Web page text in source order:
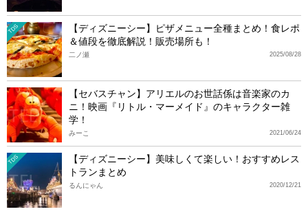
TDS
【ディズニーシー】ピザメニュー全種まとめ！食レポ
＆値段を徹底解説！販売場所も！
2025/08/28
二ノ瀬
【セバスチャン】アリエルのお世話係は音楽家のカ
ニ！映画『リトル・マーメイド』のキャラクター雑
学！
2021/06/24
みーこ
TDS
【ディズニーシー】美味しくて楽しい！おすすめレス
トランまとめ
2020/12/21
るんにゃん